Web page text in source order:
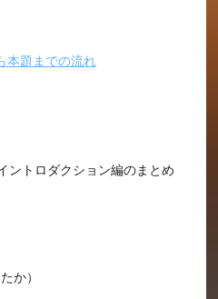
本題までの流れ
ントロダクション編のまとめ
か）